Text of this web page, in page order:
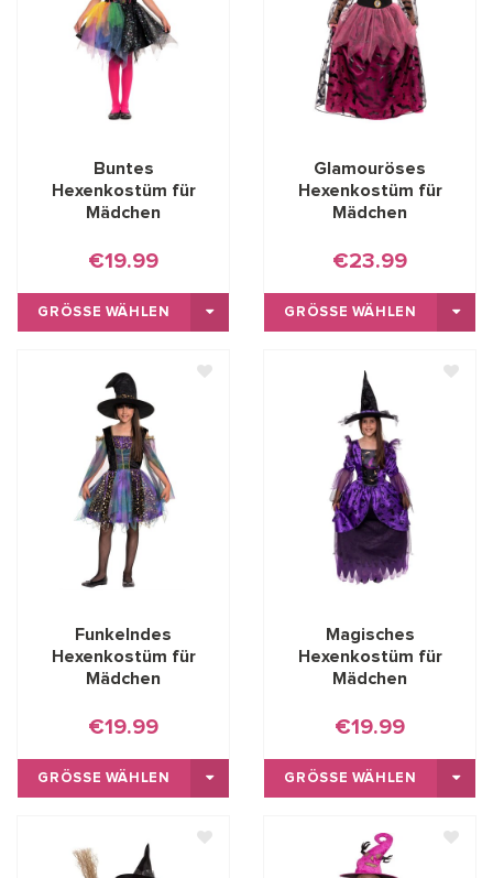
Buntes
Hexenkostüm für
Mädchen
€19.99
GRÖSSE WÄHLEN
Glamouröses
Hexenkostüm für
Mädchen
€23.99
GRÖSSE WÄHLEN
Funkelndes
Hexenkostüm für
Mädchen
€19.99
GRÖSSE WÄHLEN
Magisches
Hexenkostüm für
Mädchen
€19.99
GRÖSSE WÄHLEN